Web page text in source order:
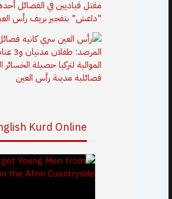
مقتل قياديين في الفصائل
"داعش" بتفجير بريف رأس
الموالية لتركيا حصيلة الخسائر
فصائلية مدينة رأس العين
Kurd Online